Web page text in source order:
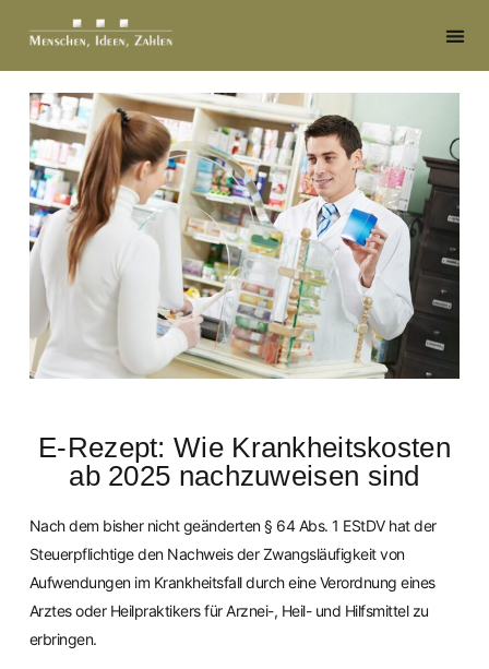
E-Rezept: Wie Krankheitskosten
ab 2025 nachzuweisen sind
Nach dem bisher nicht geänderten § 64 Abs. 1 EStDV hat der
Steuerpflichtige den Nachweis der Zwangsläufigkeit von
Aufwendungen im Krankheitsfall durch eine Verordnung eines
Arztes oder Heilpraktikers für Arznei-, Heil- und Hilfsmittel zu
erbringen.